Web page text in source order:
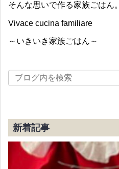
そんな思いで作る家族ごはん。
Vivace cucina familiare
～いきいき家族ごはん～
新着記事